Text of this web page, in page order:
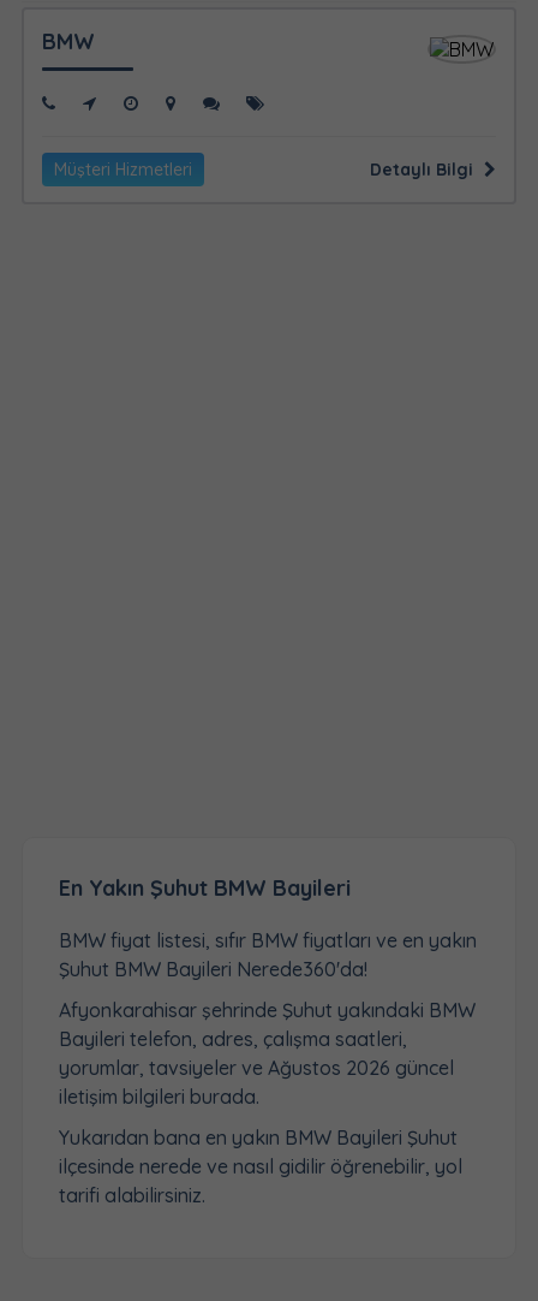
BMW
Müşteri Hizmetleri Detaylı Bilgi
En Yakın Şuhut BMW Bayileri
BMW fiyat listesi, sıfır BMW fiyatları ve en yakın
Şuhut BMW Bayileri Nerede360'da!
Afyonkarahisar şehrinde Şuhut yakındaki BMW
Bayileri telefon, adres, çalışma saatleri,
yorumlar, tavsiyeler ve Ağustos 2026 güncel
iletişim bilgileri burada.
Yukarıdan bana en yakın BMW Bayileri Şuhut
ilçesinde nerede ve nasıl gidilir öğrenebilir, yol
tarifi alabilirsiniz.